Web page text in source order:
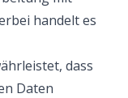
handelt es
dass
Daten